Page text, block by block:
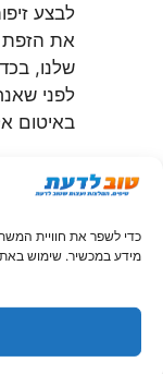
כדי לשפר את חוויית
מידע במכשיר. שימוש
לבצע
את הזפת
שלנו,
לפני
באיטום
הפעולות
גם
של הגג
שאנחנו
לב –
שלנו
בעונת